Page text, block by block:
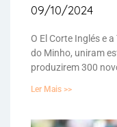
09/10/2024
O El Corte Inglés e
do Minho, uniram
produzirem 300
Ler Mais >>